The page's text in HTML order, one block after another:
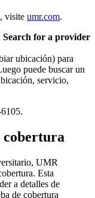
visite umr.com.
Search for a provider
ubicación) para
puede buscar un
servicio,
cobertura
UMR
Esta
a detalles de
de cobertura